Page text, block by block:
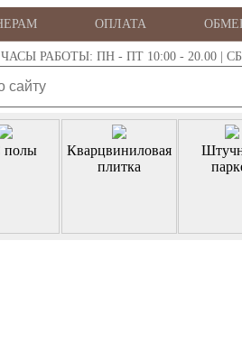
ОПЛАТА
РАБОТЫ: ПН - ПТ 10:00 - 20.00 | СБ
полы
Кварцвиниловая
плитка